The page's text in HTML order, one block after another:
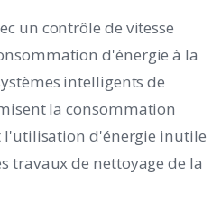
un contrôle de vitesse
d'énergie à la
intelligents de
la consommation
d'énergie inutile
travaux de nettoyage de la